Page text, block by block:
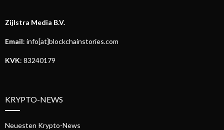
Zijlstra Media B.V.
Email: info[at]blockchainstories.com
KVK: 83240179
KRYPTO-NEWS
Neuesten Krypto-News